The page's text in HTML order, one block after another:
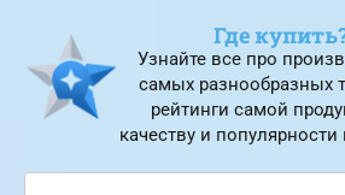
контенту
Где
Узнайте все про
самых разнообразных
рейтинги самой
качеству и
Поиск: